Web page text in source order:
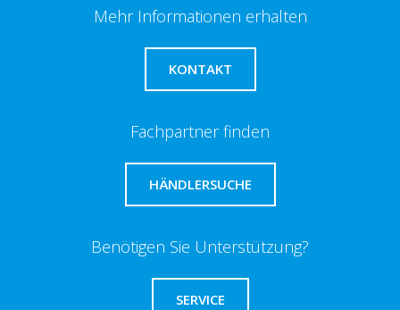
Mehr Informationen erhalten
KONTAKT
Fachpartner finden
HÄNDLERSUCHE
Benötigen Sie Unterstützung?
SERVICE